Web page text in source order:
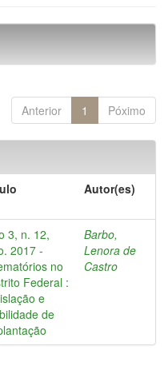
Anterior 1 Póximo
Autor(es)
3, n. 12,
2017 -
no
Federal :
e
de
Barbo,
Lenora de
Castro